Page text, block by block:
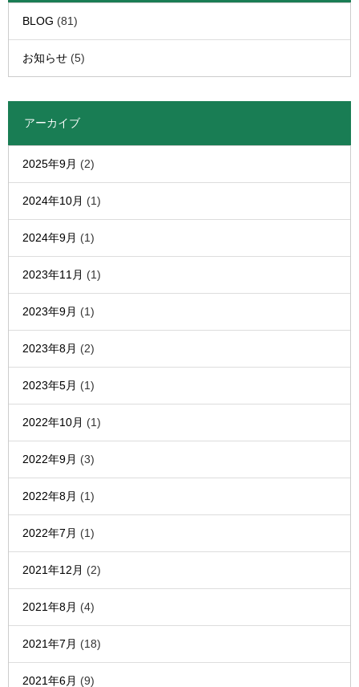
BLOG (81)
お知らせ (5)
アーカイブ
2025年9月 (2)
2024年10月 (1)
2024年9月 (1)
2023年11月 (1)
2023年9月 (1)
2023年8月 (2)
2023年5月 (1)
2022年10月 (1)
2022年9月 (3)
2022年8月 (1)
2022年7月 (1)
2021年12月 (2)
2021年8月 (4)
2021年7月 (18)
2021年6月 (9)